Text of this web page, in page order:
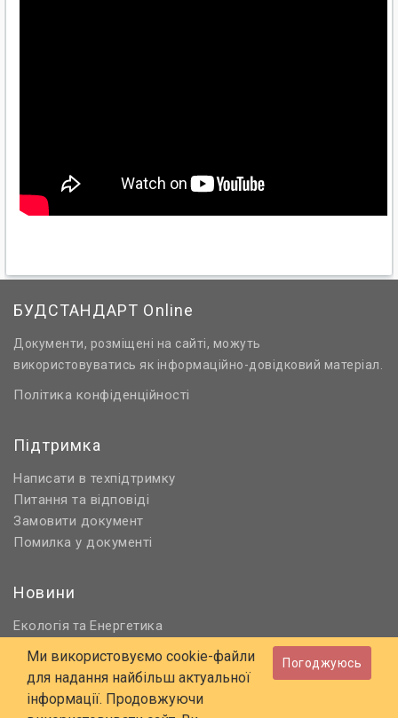
БУДСТАНДАРТ Online
Документи, розміщені на сайті, можуть
використовуватись як інформаційно-довідковий матеріал.
Політика конфіденційності
Підтримка
Написати в техпідтримку
Питання та відповіді
Замовити документ
Помилка у документі
Новини
Екологія та Енергетика
Нормативне регулювання
Будівництво та проєктування
Охорона праці та ПБ
Ми використовуємо cookie-файли
для надання найбільш актуальної
інформації. Продовжуючи
Погоджуюсь